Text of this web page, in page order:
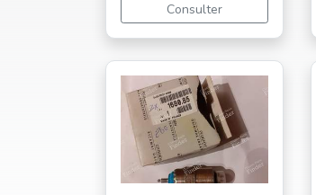
Consulter